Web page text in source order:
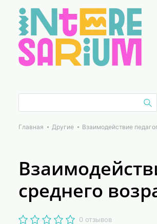
Главная Другие Взаимодействие
среднего
0 отзывов